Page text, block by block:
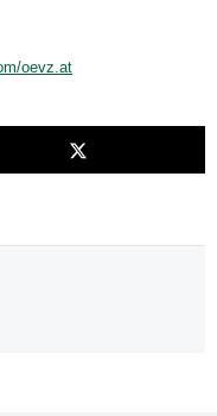
oevz.at